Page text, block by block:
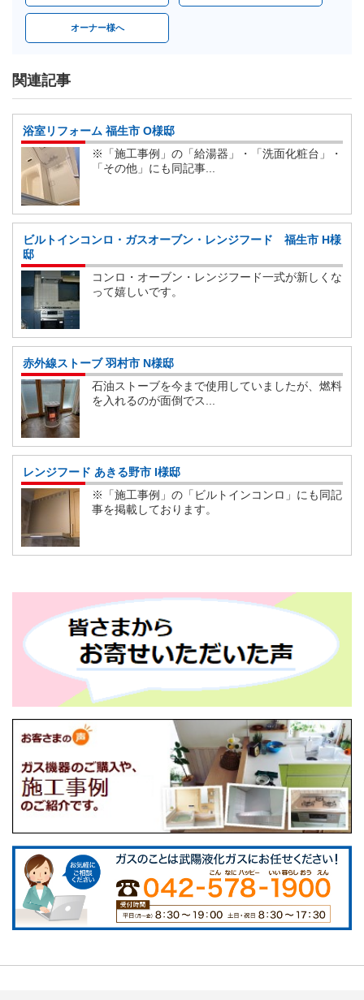
オーナー様へ
関連記事
浴室リフォーム 福生市 O様邸
※「施工事例」の「給湯器」・「洗面化粧台」・
「その他」にも同記事...
ビルトインコンロ・ガスオーブン・レンジフード 福生市 H様
邸
コンロ・オーブン・レンジフード一式が新しくな
って嬉しいです。
赤外線ストーブ 羽村市 N様邸
石油ストーブを今まで使用していましたが、燃料
を入れるのが面倒でス...
レンジフード あきる野市 I様邸
※「施工事例」の「ビルトインコンロ」にも同記
事を掲載しております。